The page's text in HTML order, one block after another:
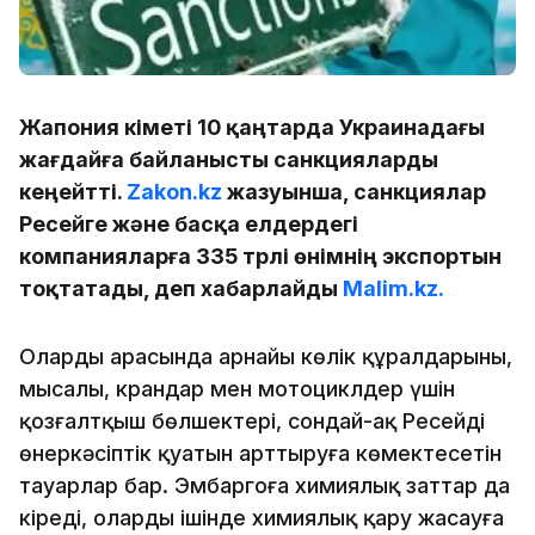
Жапония үкіметі 10 қаңтарда Украинадағы
жағдайға байланысты санкцияларды
кеңейтті. Zakon.kz жазуынша, санкциялар
Ресейге және басқа елдердегі
компанияларға 335 түрлі өнімнің экспортын
тоқтатады, деп хабарлайды Malim.kz.
Олардың арасында арнайы көлік құралдарының,
мысалы, крандар мен мотоциклдер үшін
қозғалтқыш бөлшектері, сондай-ақ Ресейдің
өнеркәсіптік қуатын арттыруға көмектесетін
тауарлар бар. Эмбаргоға химиялық заттар да
кіреді, олардың ішінде химиялық қару жасауға